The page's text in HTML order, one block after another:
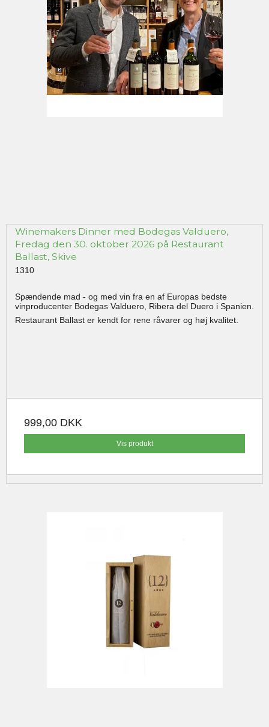
Winemakers Dinner med Bodegas Valduero,
Fredag den 30. oktober 2026 på Restaurant
Ballast, Skive
1310
Spændende mad - og med vin fra en af Europas bedste
vinproducenter Bodegas Valduero, Ribera del Duero i Spanien.
Restaurant Ballast er kendt for rene råvarer og høj kvalitet.
999,00 DKK
Vis produkt